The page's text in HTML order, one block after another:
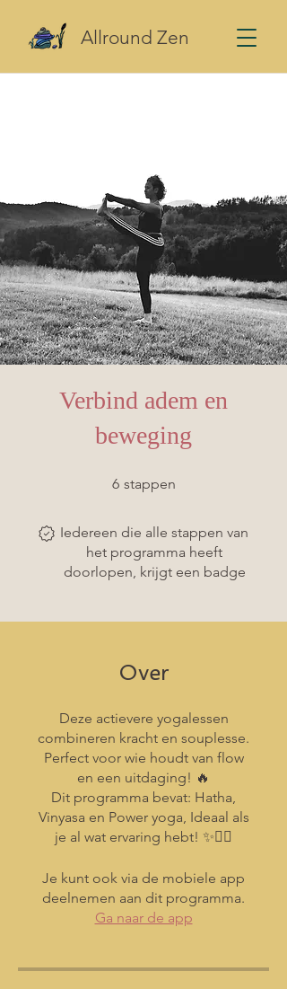
Allround Zen
Verbind adem en
beweging
6 stappen
Iedereen die alle stappen van
het programma heeft
doorlopen, krijgt een badge
Over
Deze actievere yogalessen
combineren kracht en souplesse.
Perfect voor wie houdt van flow
en een uitdaging! 🔥
Dit programma bevat: Hatha,
Vinyasa en Power yoga, Ideaal als
je al wat ervaring hebt! ✨🧘‍♀️
Je kunt ook via de mobiele app
deelnemen aan dit programma.
Ga naar de app